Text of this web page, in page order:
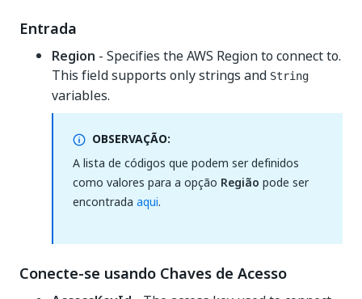
Entrada
Region - Specifies the AWS Region to connect to.
This field supports only strings and String
variables.
OBSERVAÇÃO:
A lista de códigos que podem ser definidos
como valores para a opção Região pode ser
encontrada aqui.
Conecte-se usando Chaves de Acesso